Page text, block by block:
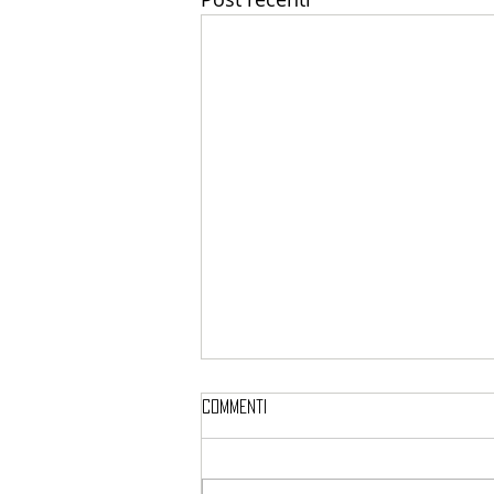
Allenarsi dopo i 40, 50 o 60
anni: il corpo cambia davvero o
anni: il corpo cambia davvero o
Commenti